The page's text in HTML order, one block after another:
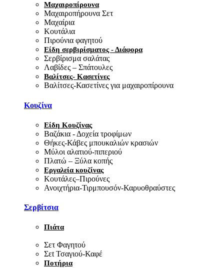
Μαχαιροπίρουνα
Μαχαιροπήρουνα Σετ
Μαχαίρια
Κουτάλια
Πιρούνια φαγητού
Είδη σερβιρίσματος - Διάφορα
Σερβίρισμα σαλάτας
Λαβίδες – Σπάτουλες
Βαλίτσες- Κασετίνες
Βαλίτσες-Κασετίνες για μαχαιροπίρουνα
Κουζίνα
Είδη Κουζίνας
Βαζάκια - Δοχεία τροφίμων
Θήκες-Κάβες μπουκαλιών κρασιών
Μύλοι αλατιού-πιπεριού
Πλατώ – Ξύλα κοπής
Εργαλεία κουζίνας
Κουτάλες–Πιρούνες
Ανοιχτήρια-Τιρμπουσόν-Καρυοθραύστες
Σερβίτσια
Πιάτα
Σετ Φαγητού
Σεt Τσαγιού-Καφέ
Ποτήρια